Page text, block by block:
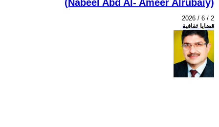
(Nabeel Abd Al- Ameer Alrubaiy)
2026 / 6 / 2
قضايا ثقافية